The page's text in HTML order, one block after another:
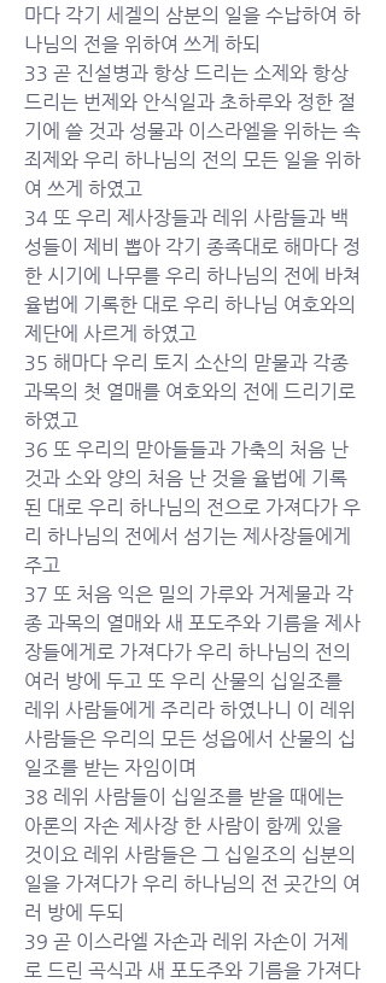
마다 각기 세겔의 삼분의 일을 수납하여 하
나님의 전을 위하여 쓰게 하되
33 곧 진설병과 항상 드리는 소제와 항상
드리는 번제와 안식일과 초하루와 정한 절
기에 쓸 것과 성물과 이스라엘을 위하는 속
죄제와 우리 하나님의 전의 모든 일을 위하
여 쓰게 하였고
34 또 우리 제사장들과 레위 사람들과 백
성들이 제비 뽑아 각기 종족대로 해마다 정
한 시기에 나무를 우리 하나님의 전에 바쳐
율법에 기록한 대로 우리 하나님 여호와의
제단에 사르게 하였고
35 해마다 우리 토지 소산의 맏물과 각종
과목의 첫 열매를 여호와의 전에 드리기로
하였고
36 또 우리의 맏아들들과 가축의 처음 난
것과 소와 양의 처음 난 것을 율법에 기록
된 대로 우리 하나님의 전으로 가져다가 우
리 하나님의 전에서 섬기는 제사장들에게
주고
37 또 처음 익은 밀의 가루와 거제물과 각
종 과목의 열매와 새 포도주와 기름을 제사
장들에게로 가져다가 우리 하나님의 전의
여러 방에 두고 또 우리 산물의 십일조를
레위 사람들에게 주리라 하였나니 이 레위
사람들은 우리의 모든 성읍에서 산물의 십
일조를 받는 자임이며
38 레위 사람들이 십일조를 받을 때에는
아론의 자손 제사장 한 사람이 함께 있을
것이요 레위 사람들은 그 십일조의 십분의
일을 가져다가 우리 하나님의 전 곳간의 여
러 방에 두되
39 곧 이스라엘 자손과 레위 자손이 거제
로 드린 곡식과 새 포도주와 기름을 가져다